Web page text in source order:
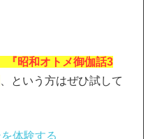
『昭和オトメ御伽話3
、という方はぜひ試して
体験する